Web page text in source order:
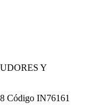
Y
Código IN76161